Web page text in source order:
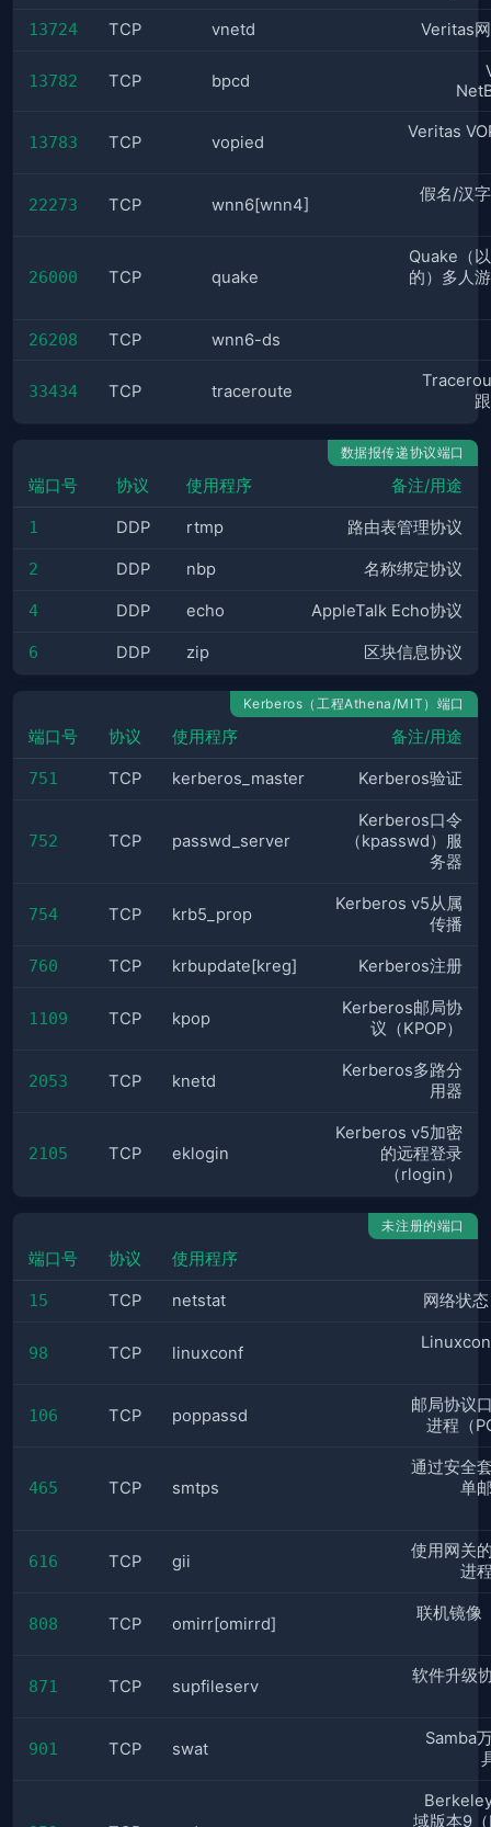
13724 TCP vnetd Veritas
13782 TCP bpcd
13783 TCP vopied
Veritas
22273 TCP wnn6[wnn4]
假名/汉
26000 TCP quake
Quake（
的）多人
26208 TCP wnn6-ds
33434 TCP traceroute
数据报传递协议端口
端口号 协议 使用程序 备注/用途
1 DDP rtmp 路由表管理协议
2 DDP nbp 名称绑定协议
4 DDP echo AppleTalk Echo协议
6 DDP zip 区块信息协议
Kerberos（工程Athena/MIT）端口
端口号 协议 使用程序 备注/用途
751 TCP kerberos_master Kerberos验证
752 TCP passwd_server
Kerberos口令
（kpasswd）服
务器
754 TCP krb5_prop
Kerberos v5从属
传播
760 TCP krbupdate[kreg] Kerberos注册
1109 TCP kpop
Kerberos邮局协
议（KPOP）
2053 TCP knetd
Kerberos多路分
用器
2105 TCP eklogin
Kerberos v5加密
的远程登录
（rlogin）
未注册的端口
端口号 协议 使用程序
15 TCP netstat 网络状
98 TCP linuxconf
106 TCP poppassd
邮局协议
进程（
465 TCP smtps
通过安全
单
616 TCP gii
使用网关
进
808 TCP omirr[omirrd]
联机镜像
871 TCP supfileserv
软件升级
901 TCP swat
Samba
域版本9